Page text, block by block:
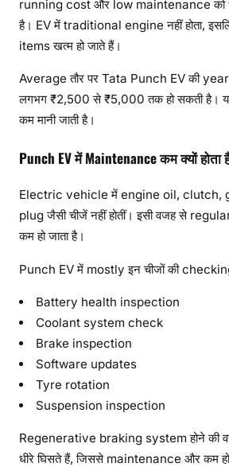
running cost और low maintenance को
है। EV में traditional engine नहीं होता,
items खत्म हो जाते हैं।
Average तौर पर Tata Punch EV की
लगभग ₹2,500 से ₹5,000 तक हो सकती है।
कम मानी जाती है।
Punch EV में Maintenance कम क्यों होता
Electric vehicle में engine oil, clutch,
plug जैसी चीजें नहीं होतीं। इसी वजह से
कम हो जाता है।
Punch EV में mostly इन चीजों की checking
Battery health inspection
Coolant system check
Brake inspection
Software updates
Tyre rotation
Suspension inspection
Regenerative braking system होने की
धीरे घिसते हैं, जिससे maintenance और कम हो